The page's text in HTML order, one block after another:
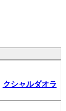
クシャルダオラ